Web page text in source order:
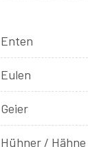
Enten
Eulen
Geier
Hühner / Hähne